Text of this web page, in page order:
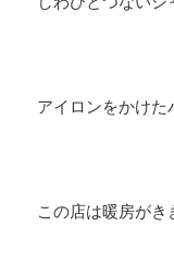
アイロンをかけた
この店は暖房がき